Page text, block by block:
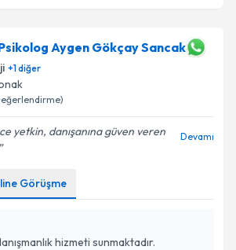
Aygen Gökçay Sancak
+1diğer
yetkin, danışanına güven veren
Devamı
Görüşme
hizmeti sunmaktadır.